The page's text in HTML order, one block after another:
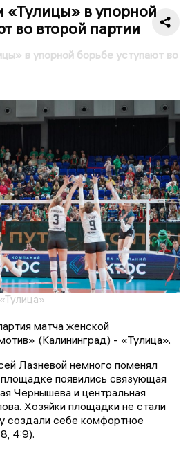
«Тулицы» в упорной
во второй партии
в упорной борьбе уступают во
матча женской
(Калининград) - «Тулица».
Лазневой немного поменял
появились связующая
Чернышева и центральная
Хозяйки площадки не стали
создали себе комфортное
4:9).